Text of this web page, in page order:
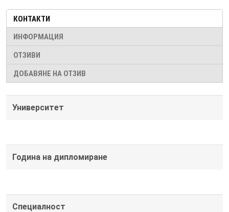
КОНТАКТИ
ИНФОРМАЦИЯ
ОТЗИВИ
ДОБАВЯНЕ НА ОТЗИВ
Университет
Година на дипломиране
Специалност